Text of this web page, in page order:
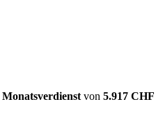
Monatsverdienst von 5.917 CHF